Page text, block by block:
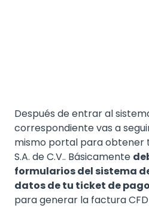
Después de entrar al
correspondiente vas a
mismo portal para obtener
S.A. de C.V.. Básicamente
formularios del sistema
datos de tu ticket de
para generar la factura